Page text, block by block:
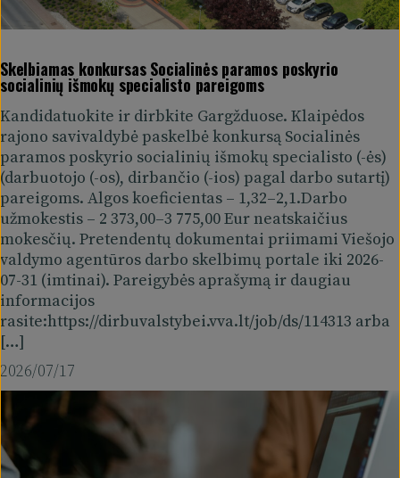
Skelbiamas konkursas Socialinės paramos poskyrio
socialinių išmokų specialisto pareigoms
Kandidatuokite ir dirbkite Gargžduose. Klaipėdos
rajono savivaldybė paskelbė konkursą Socialinės
paramos poskyrio socialinių išmokų specialisto (-ės)
(darbuotojo (-os), dirbančio (-ios) pagal darbo sutartį)
pareigoms. Algos koeficientas – 1,32–2,1.Darbo
užmokestis – 2 373,00–3 775,00 Eur neatskaičius
mokesčių. Pretendentų dokumentai priimami Viešojo
valdymo agentūros darbo skelbimų portale iki 2026-
07-31 (imtinai). Pareigybės aprašymą ir daugiau
informacijos
rasite:https://dirbuvalstybei.vva.lt/job/ds/114313 arba
[…]
2026/07/17